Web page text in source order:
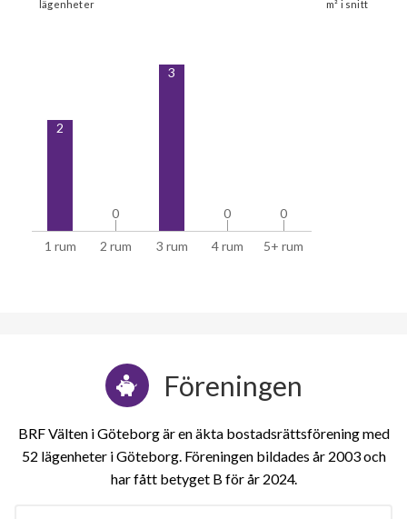
1 rum 2 rum 3 rum 4 rum 5+ rum
2
0
0
3
0
0 0
0
Föreningen
BRF Välten i Göteborg är en äkta bostadsrättsförening med
52 lägenheter i Göteborg. Föreningen bildades år 2003 och
har fått betyget B för år 2024